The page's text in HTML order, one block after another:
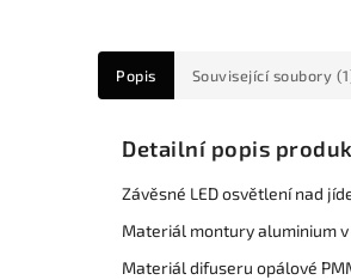
Popis Související soubory
Detailní popis
Závěsné LED osvětlení nad
Materiál montury aluminium
Materiál difuseru opálové